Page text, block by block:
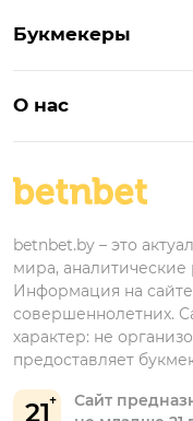
БК для ставок на
Бонус на депозит
Бонусы Бетера
Бонусы Винлайн
Букмекеры
Марафонбет
О нас
21
Сайт
betnbet.by – это
мира, аналитические
Информация на сайте
совершеннолетних.
характер: не
предоставляет